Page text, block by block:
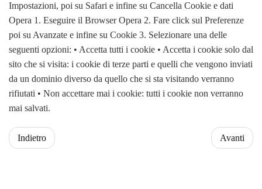
Impostazioni, poi su Safari e infine su Cancella Cookie e dati
Opera 1. Eseguire il Browser Opera 2. Fare click sul Preferenze
poi su Avanzate e infine su Cookie 3. Selezionare una delle
seguenti opzioni: • Accetta tutti i cookie • Accetta i cookie solo dal
sito che si visita: i cookie di terze parti e quelli che vengono inviati
da un dominio diverso da quello che si sta visitando verranno
rifiutati • Non accettare mai i cookie: tutti i cookie non verranno
mai salvati.
Indietro Avanti